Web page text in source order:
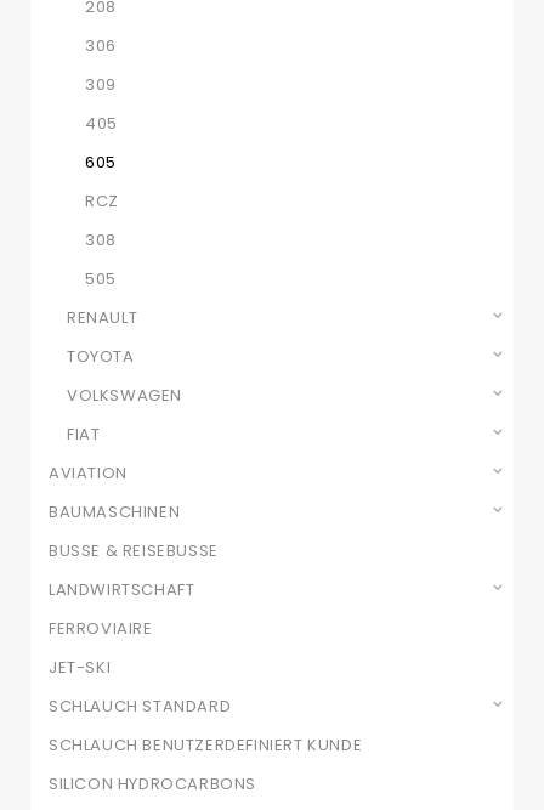
208
306
309
405
605
RCZ
308
505
RENAULT
TOYOTA
VOLKSWAGEN
FIAT
AVIATION
BAUMASCHINEN
BUSSE & REISEBUSSE
LANDWIRTSCHAFT
FERROVIAIRE
JET-SKI
SCHLAUCH STANDARD
SCHLAUCH BENUTZERDEFINIERT KUNDE
SILICON HYDROCARBONS